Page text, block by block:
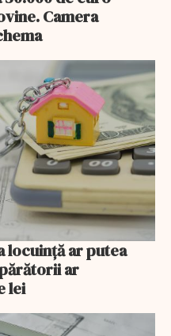
Camera
locuință ar putea
ar
lei